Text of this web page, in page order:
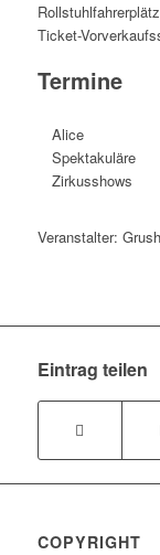
Ticket-
Termine
Alice
Spektakuläre
Zirkusshows
Veranstalter:
Eintrag teilen
COPYRIGHT